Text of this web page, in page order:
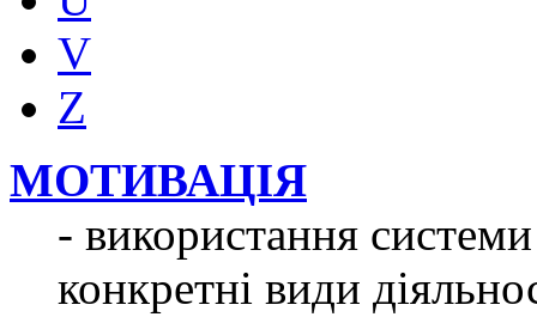
V
Z
МОТИВАЦІЯ
- використання
конкретні види